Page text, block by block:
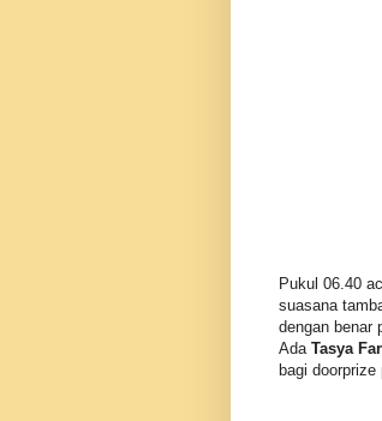
Pukul 06.40
suasana
dengan benar
Ada Tasya
bagi doorprize